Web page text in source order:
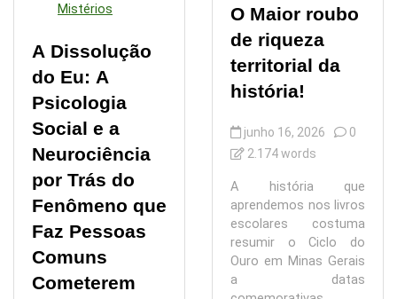
Mistérios
A Dissolução
do Eu: A
Psicologia
Social e a
Neurociência
por Trás do
Fenômeno que
Faz Pessoas
Comuns
Cometerem
O Maior roubo
de riqueza
territorial da
história!
junho 16, 2026
0
2.174 words
A história que
aprendemos nos livros
escolares costuma
resumir o Ciclo do
Ouro em Minas Gerais
a datas